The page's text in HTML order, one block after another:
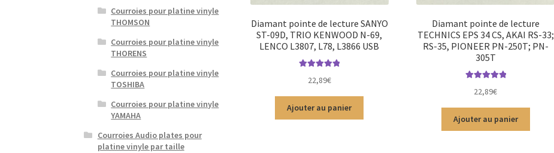
Diamant pointe de lecture SANYO
ST-09D, TRIO KENWOOD N-69,
LENCO L3807, L78, L3866 USB
5
22,89€
Ajouter au panier
Diamant pointe de lecture
TECHNICS EPS 34 CS, AKAI RS-33;
RS-35, PIONEER PN-250T; PN-
305T
5
22,89€
Ajouter au panier
Courroies pour platine vinyle
THOMSON
Courroies pour platine vinyle
THORENS
Courroies pour platine vinyle
TOSHIBA
Courroies pour platine vinyle
YAMAHA
Courroies Audio plates pour
platine vinyle par taille